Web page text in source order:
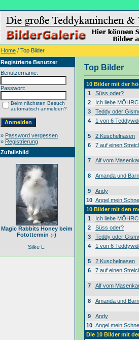
Home / Top Bilder
Registrierte Benutzer
Benutzername:
Passwort:
Beim nächsten Besuch
automatisch anmelden?
» Password vergessen
» Registrierung
Zufallsbild
Magic Rabbits Honey beim
Fotottermin ;-)
Silke L.
Top Bilder
10 Bilder mit der
1
Süss oder?
2
Ich liebe
3
Teddy oder
4
1 von 6
5
2 Kuschelnasen
6
7 auf einen
7 Alf vom
8 Amanda und
9
Andy
10 Angel mein
10 Bilder mit den
1
Ich liebe
2
Süss oder?
3
Teddy oder
4
1 von 6
5
2 Kuschelnasen
6
7 auf einen
7 Alf vom
8 Amanda und
9
Andy
10 Angel mein
Die 10 Bilder mit